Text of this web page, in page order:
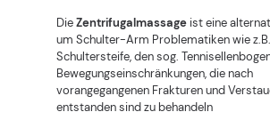
DieZentrifugalmassage ist eine
um Schulter-Arm Problematiken wie
Schultersteife, den sog.
Bewegungseinschränkungen, die nach
vorangegangenen Frakturen und
entstanden sind zu behandeln